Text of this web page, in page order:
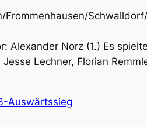
Frommenhausen/
Alexander Norz (1.) Es
Lechner, Florian
Auswärtssieg